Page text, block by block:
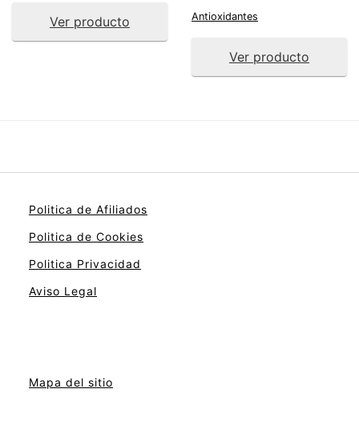
Ver producto Antioxidantes
Ver producto
Politica de Afiliados
Politica de Cookies
Politica Privacidad
Aviso Legal
Mapa del sitio